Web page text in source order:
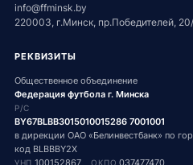
info@ffminsk.by
220003, г.Минск, пр.Победителей,
РЕКВИЗИТЫ
Общественное объединение
Федерация футбола г. Минска
Р/С
BY67BLBB3015010015286 7001001
в дирекции ОАО «Белинвестбанк» по
код BLBBBY2X
УНП 100152867ОКПО 037477470